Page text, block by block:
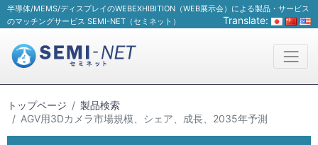
半導体/MEMS/ディスプレイのWEBEXHIBITION（WEB展示会）による製品・サービス
のマッチングサービス SEMI-NET（セミネット）
Translate:
トップページ
製品検索
AGV用3Dカメラ市場規模、シェア、成長、2035年予測